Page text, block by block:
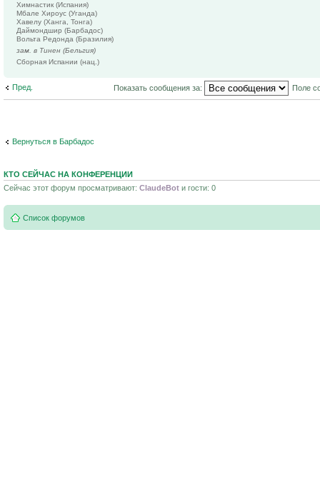
Химнастик (Испания)
Мбале Хироус (Уганда)
Хавелу (Ханга, Тонга)
Даймондшир (Барбадос)
Вольта Редонда (Бразилия)
зам. в Тинен (Бельгия)
Сборная Испании (нац.)
Пред. Показать сообщения за: Поле
Вернуться в Барбадос
КТО СЕЙЧАС НА КОНФЕРЕНЦИИ
Сейчас этот форум просматривают: ClaudeBot и гости: 0
Список форумов